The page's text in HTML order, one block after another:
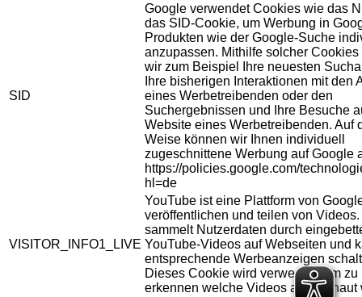
SID
Google verwendet Cookies wie das
das SID-Cookie, um Werbung in
Produkten wie der Google-Suche
anzupassen. Mithilfe solcher Cookies
wir zum Beispiel Ihre neuesten
Ihre bisherigen Interaktionen mit den
eines Werbetreibenden oder den
Suchergebnissen und Ihre Besuche
Website eines Werbetreibenden. Auf
Weise können wir Ihnen individuell
zugeschnittene Werbung auf Google
https://policies.google.com/
hl=de
VISITOR_INFO1_LIVE
YouTube ist eine Plattform von
veröffentlichen und teilen von
sammelt Nutzerdaten durch
YouTube-Videos auf Webseiten und
entsprechende Werbeanzeigen
Dieses Cookie wird verwendet um zu
erkennen welche Videos angeschaut